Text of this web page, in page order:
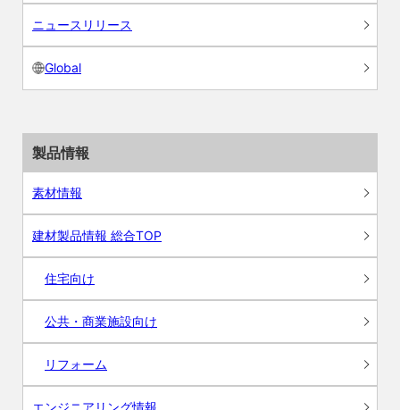
ニュースリリース
Global
製品情報
素材情報
建材製品情報 総合TOP
住宅向け
公共・商業施設向け
リフォーム